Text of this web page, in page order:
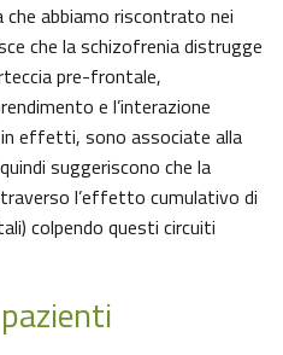
che abbiamo riscontrato nei
che la schizofrenia distrugge
pre-frontale,
e l’interazione
effetti, sono associate alla
suggeriscono che la
l’effetto cumulativo di
colpendo questi circuiti